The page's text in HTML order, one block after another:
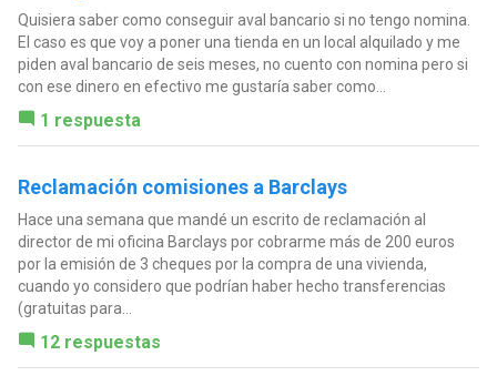
Quisiera saber como conseguir aval bancario si no tengo nomina.
El caso es que voy a poner una tienda en un local alquilado y me
piden aval bancario de seis meses, no cuento con nomina pero si
con ese dinero en efectivo me gustaría saber como...
1 respuesta
Reclamación comisiones a Barclays
Hace una semana que mandé un escrito de reclamación al
director de mi oficina Barclays por cobrarme más de 200 euros
por la emisión de 3 cheques por la compra de una vivienda,
cuando yo considero que podrían haber hecho transferencias
(gratuitas para...
12 respuestas